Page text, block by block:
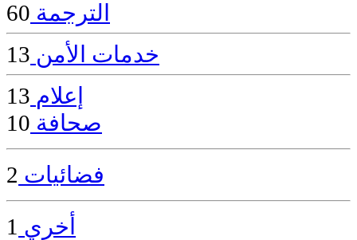
الترجمة 60
خدمات الأمن 13
إعلام 13
صحافة 10
فضائيات 2
أخري 1